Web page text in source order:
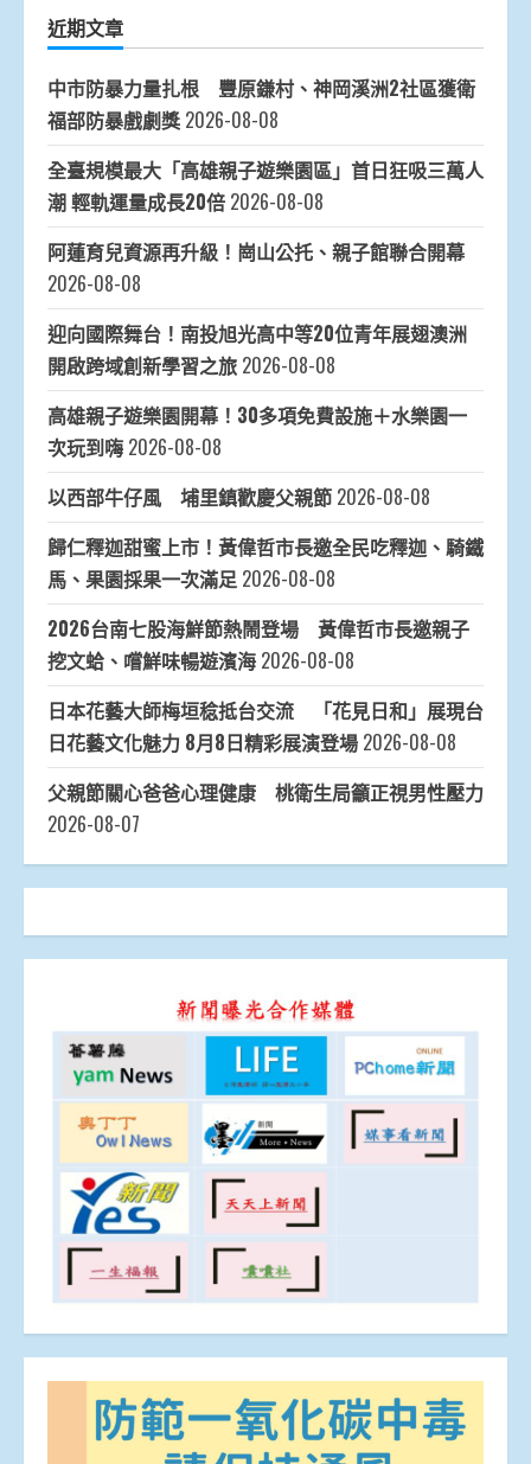
近期文章
中市防暴力量扎根 豐原鎌村、神岡溪洲2社區獲衛
福部防暴戲劇獎 2026-08-08
全臺規模最大「高雄親子遊樂園區」首日狂吸三萬人
潮 輕軌運量成長20倍 2026-08-08
阿蓮育兒資源再升級！崗山公托、親子館聯合開幕
2026-08-08
迎向國際舞台！南投旭光高中等20位青年展翅澳洲
開啟跨域創新學習之旅 2026-08-08
高雄親子遊樂園開幕！30多項免費設施＋水樂園一
次玩到嗨 2026-08-08
以西部牛仔風 埔里鎮歡慶父親節 2026-08-08
歸仁釋迦甜蜜上市！黃偉哲市長邀全民吃釋迦、騎鐵
馬、果園採果一次滿足 2026-08-08
2026台南七股海鮮節熱鬧登場 黃偉哲市長邀親子
挖文蛤、嚐鮮味暢遊濱海 2026-08-08
日本花藝大師梅垣稔抵台交流 「花見日和」展現台
日花藝文化魅力 8月8日精彩展演登場 2026-08-08
父親節關心爸爸心理健康 桃衛生局籲正視男性壓力
2026-08-07